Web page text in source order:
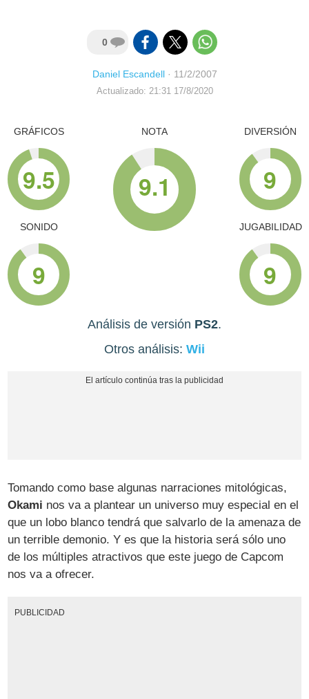
0
Daniel Escandell· 11/2/2007
Actualizado: 21:31 17/8/2020
GRÁFICOS
9.5
SONIDO
9
NOTA
9.1
DIVERSIÓN
9
JUGABILIDAD
9
Análisis de versión PS2.
Otros análisis: Wii
Tomando como base algunas narraciones mitológicas,
Okami nos va a plantear un universo muy especial en el
que un lobo blanco tendrá que salvarlo de la amenaza de
un terrible demonio. Y es que la historia será sólo uno
de los múltiples atractivos que este juego de Capcom
nos va a ofrecer.
PUBLICIDAD